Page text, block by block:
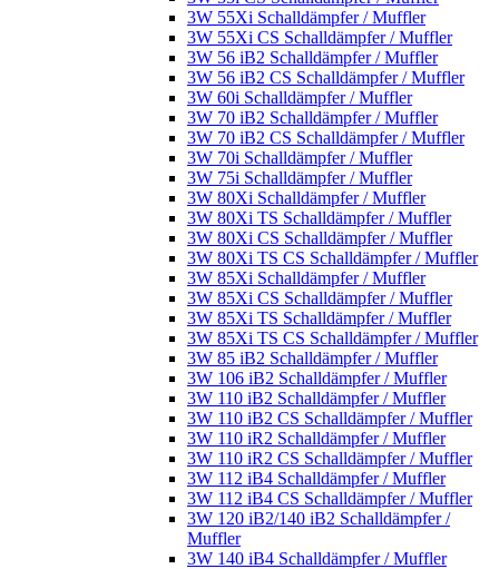
3W 55Xi Schalldämpfer / Muffler
3W 55Xi CS Schalldämpfer / Muffler
3W 56 iB2 Schalldämpfer / Muffler
3W 56 iB2 CS Schalldämpfer / Muffler
3W 60i Schalldämpfer / Muffler
3W 70 iB2 Schalldämpfer / Muffler
3W 70 iB2 CS Schalldämpfer / Muffler
3W 70i Schalldämpfer / Muffler
3W 75i Schalldämpfer / Muffler
3W 80Xi Schalldämpfer / Muffler
3W 80Xi TS Schalldämpfer / Muffler
3W 80Xi CS Schalldämpfer / Muffler
3W 80Xi TS CS Schalldämpfer / Muffler
3W 85Xi Schalldämpfer / Muffler
3W 85Xi CS Schalldämpfer / Muffler
3W 85Xi TS Schalldämpfer / Muffler
3W 85Xi TS CS Schalldämpfer / Muffler
3W 85 iB2 Schalldämpfer / Muffler
3W 106 iB2 Schalldämpfer / Muffler
3W 110 iB2 Schalldämpfer / Muffler
3W 110 iB2 CS Schalldämpfer / Muffler
3W 110 iR2 Schalldämpfer / Muffler
3W 110 iR2 CS Schalldämpfer / Muffler
3W 112 iB4 Schalldämpfer / Muffler
3W 112 iB4 CS Schalldämpfer / Muffler
3W 120 iB2/140 iB2 Schalldämpfer /
Muffler
3W 140 iB4 Schalldämpfer / Muffler